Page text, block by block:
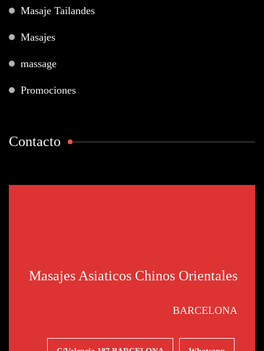
Masaje Tailandes
Masajes
massage
Promociones
Contacto
Masajes Asiaticos Chinos Orientales
BARCELONA